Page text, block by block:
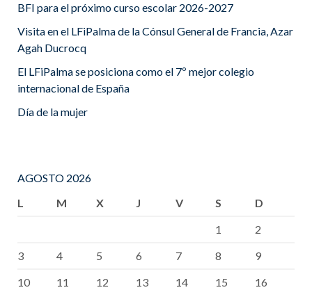
BFI para el próximo curso escolar 2026-2027
Visita en el LFiPalma de la Cónsul General de Francia, Azar
Agah Ducrocq
El LFiPalma se posiciona como el 7º mejor colegio
internacional de España
Día de la mujer
AGOSTO 2026
L
M X J V S
D
1
2
3
4 5 6 7 8
9
10
11 12 13 14 15 16